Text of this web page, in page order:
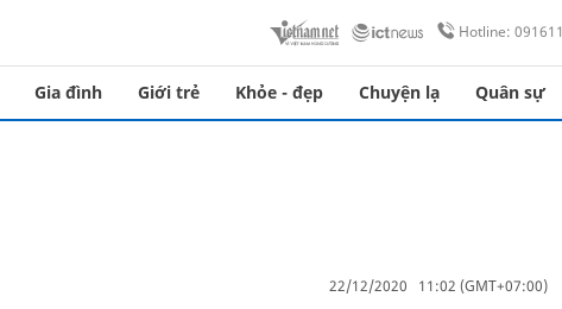
Hotline:
Gia đình Giới trẻ Khỏe - đẹp Chuyện lạ Quân sự
22/12/2020 11:02 (GMT+07:00)